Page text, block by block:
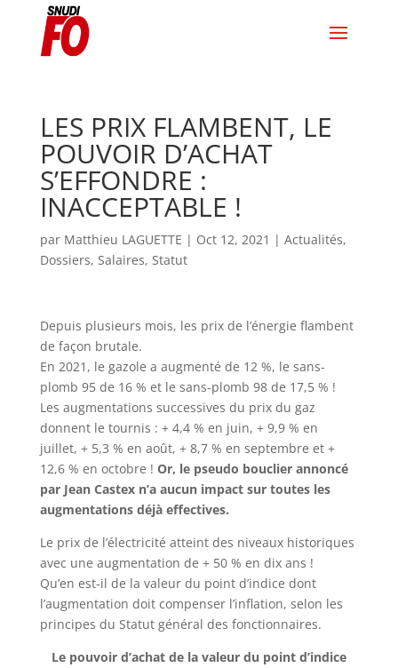
LES PRIX FLAMBENT, LE
POUVOIR D’ACHAT
S’EFFONDRE :
INACCEPTABLE !
par Matthieu LAGUETTE | Oct 12, 2021 | Actualités,
Dossiers, Salaires, Statut
Depuis plusieurs mois, les prix de l’énergie flambent
de façon brutale.
En 2021, le gazole a augmenté de 12 %, le sans-
plomb 95 de 16 % et le sans-plomb 98 de 17,5 % !
Les augmentations successives du prix du gaz
donnent le tournis : + 4,4 % en juin, + 9,9 % en
juillet, + 5,3 % en août, + 8,7 % en septembre et +
12,6 % en octobre ! Or, le pseudo bouclier annoncé
par Jean Castex n’a aucun impact sur toutes les
augmentations déjà effectives.
Le prix de l’électricité atteint des niveaux historiques
avec une augmentation de + 50 % en dix ans !
Qu’en est-il de la valeur du point d’indice dont
l’augmentation doit compenser l’inflation, selon les
principes du Statut général des fonctionnaires.
Le pouvoir d’achat de la valeur du point d’indice